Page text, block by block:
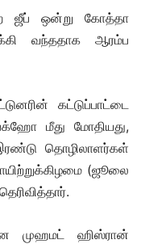
ஜீப் ஒன்று கோத்தா
வந்ததாக ஆரம்ப
கட்டுப்பாட்டை
மீது மோதியது,
தொழிலாளர்கள்
(ஜூலை
முஹமட் ஹிஸ்ரான்